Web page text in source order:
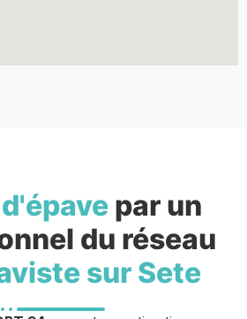
par un
du réseau
sur Sete